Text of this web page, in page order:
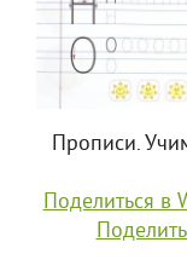
Прописи.
Поделиться в